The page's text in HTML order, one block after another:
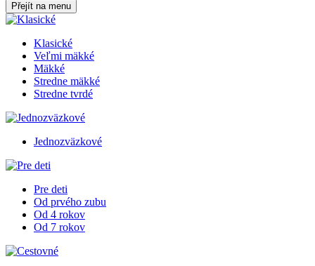
Přejít na menu
Klasické
Veľmi mäkké
Mäkké
Stredne mäkké
Stredne tvrdé
Jednozväzkové
Pre deti
Od prvého zubu
Od 4 rokov
Od 7 rokov